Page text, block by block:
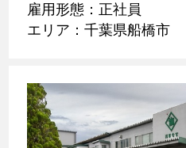
雇用形態：正社員
エリア：千葉県船橋市